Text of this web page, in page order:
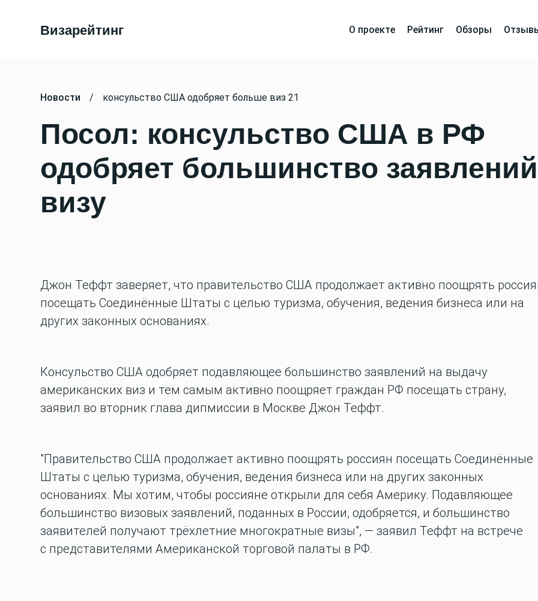
Визарейтинг О проекте Рейтинг Обзоры
Новости / консульство США одобряет больше виз 21
Посол: консульство США в РФ
одобряет большинство
визу
Джон Теффт заверяет, что правительство США продолжает активно поощрять
посещать Соединённые Штаты с целью туризма, обучения, ведения бизнеса или на
других законных основаниях.
Консульство США одобряет подавляющее большинство заявлений на выдачу
американских виз и тем самым активно поощряет граждан РФ посещать страну,
заявил во вторник глава дипмиссии в Москве Джон Теффт.
"Правительство США продолжает активно поощрять россиян посещать Соединённые
Штаты с целью туризма, обучения, ведения бизнеса или на других законных
основаниях. Мы хотим, чтобы россияне открыли для себя Америку. Подавляющее
большинство визовых заявлений, поданных в России, одобряется, и большинство
заявителей получают трёхлетние многократные визы", — заявил Теффт на встрече
с представителями Американской торговой палаты в РФ.